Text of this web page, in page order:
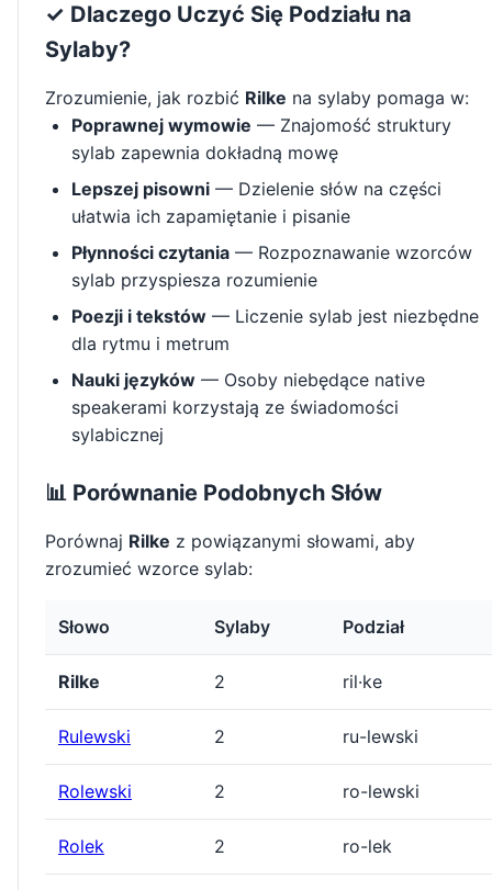
✓ Dlaczego Uczyć Się Podziału na
Sylaby?
Zrozumienie, jak rozbić Rilke na sylaby pomaga w:
Poprawnej wymowie — Znajomość struktury
sylab zapewnia dokładną mowę
Lepszej pisowni — Dzielenie słów na części
ułatwia ich zapamiętanie i pisanie
Płynności czytania — Rozpoznawanie wzorców
sylab przyspiesza rozumienie
Poezji i tekstów — Liczenie sylab jest niezbędne
dla rytmu i metrum
Nauki języków — Osoby niebędące native
speakerami korzystają ze świadomości
sylabicznej
📊 Porównanie Podobnych Słów
Porównaj Rilke z powiązanymi słowami, aby
zrozumieć wzorce sylab:
Słowo Sylaby Podział
Rilke 2 ril·ke
Rulewski 2 ru-lewski
Rolewski 2 ro-lewski
Rolek 2 ro-lek